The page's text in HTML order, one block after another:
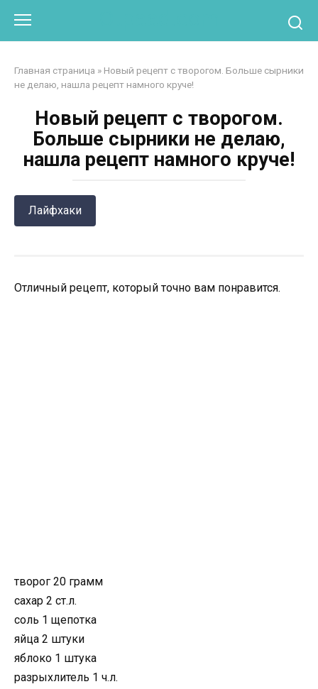
контенту
Главная страница » Новый рецепт с творогом. Больше сырники
не делаю, нашла рецепт намного круче!
Новый рецепт с творогом.
Больше сырники не делаю,
нашла рецепт намного круче!
Лайфхаки
Отличный рецепт, который точно вам понравится.
творог 20 грамм
сахар 2 ст.л.
соль 1 щепотка
яйца 2 штуки
яблоко 1 штука
разрыхлитель 1 ч.л.